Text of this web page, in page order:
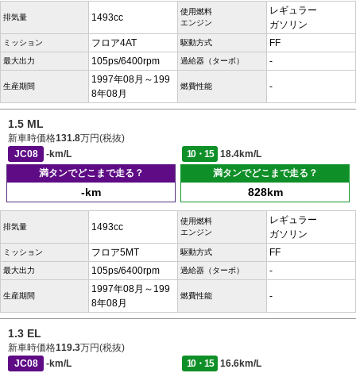
排気量 1493cc
使用燃料
エンジン
レギュラー
ガソリン
ミッション フロア4AT 駆動方式 FF
最大出力 105ps/6400rpm 過給器（ターボ） -
生産期間
1997年08月～199
8年08月
燃費性能 -
1.5 ML
新車時価格131.8万円(税抜)
JC08
-km/L 10・15
18.4km/L
満タンでどこまで走る？
-km
満タンでどこまで走る？
828km
排気量 1493cc
使用燃料
エンジン
レギュラー
ガソリン
ミッション フロア5MT 駆動方式 FF
最大出力 105ps/6400rpm 過給器（ターボ） -
生産期間
1997年08月～199
8年08月
燃費性能 -
1.3 EL
新車時価格119.3万円(税抜)
JC08
-km/L 10・15
16.6km/L